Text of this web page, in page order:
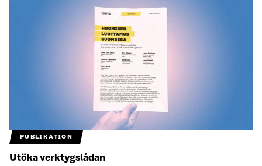
PUBLIKATION
Utöka verktygslådan